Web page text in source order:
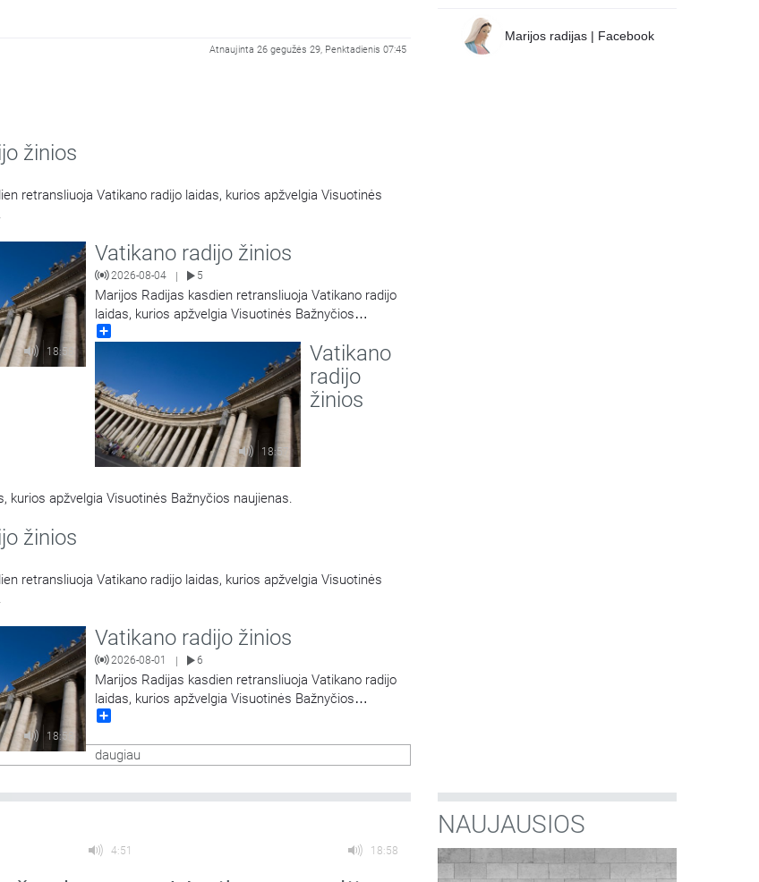
Atnaujinta 26 gegužės 29, Penktadienis 07:45
žinios
retransliuoja Vatikano radijo laidas, kurios apžvelgia Visuotinės
18:58
Vatikano radijo žinios
2026-08-04 | 5
Marijos Radijas kasdien retransliuoja Vatikano radijo
laidas, kurios apžvelgia Visuotinės Bažnyčios
naujienas.
18:57
Vatikano
radijo
žinios
kurios apžvelgia Visuotinės Bažnyčios naujienas.
žinios
retransliuoja Vatikano radijo laidas, kurios apžvelgia Visuotinės
18:58
Vatikano radijo žinios
2026-08-01 | 6
Marijos Radijas kasdien retransliuoja Vatikano radijo
laidas, kurios apžvelgia Visuotinės Bažnyčios
naujienas.
daugiau
Marijos radijas | Facebook
4:51 18:58
NAUJAUSIOS